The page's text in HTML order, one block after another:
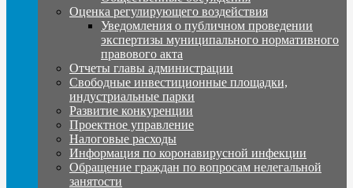
Оценка регулирующего воздействия
Уведомления о публичном проведении
экспертизы муниципального нормативного
правового акта
Отчеты главы администрации
Свободные инвестиционные площадки,
индустриальные парки
Развитие конкуренции
Проектное управление
Налоговые расходы
Информация по коронавирусной инфекции
Обращение граждан по вопросам нелегальной
занятости